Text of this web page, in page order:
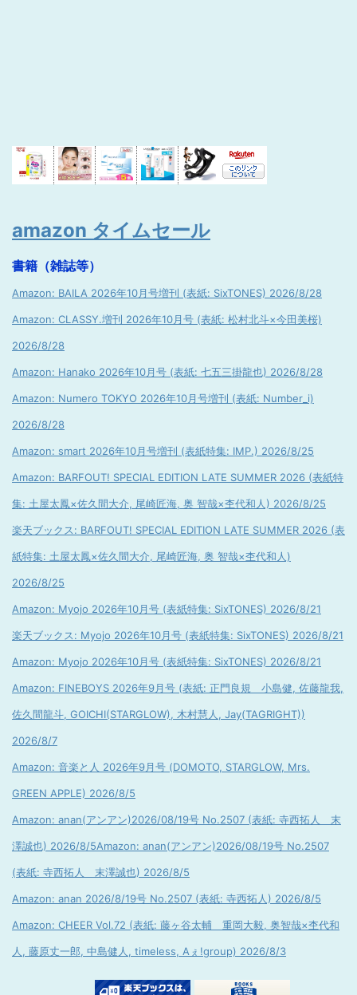
amazon タイムセール
書籍（雑誌等）
Amazon: BAILA 2026年10月号増刊 (表紙: SixTONES) 2026/8/28
Amazon: CLASSY.増刊 2026年10月号 (表紙: 松村北斗×今田美桜)
2026/8/28
Amazon: Hanako 2026年10月号 (表紙: 七五三掛龍也) 2026/8/28
Amazon: Numero TOKYO 2026年10月号増刊 (表紙: Number_i)
2026/8/28
Amazon: smart 2026年10月号増刊 (表紙特集: IMP.) 2026/8/25
Amazon: BARFOUT! SPECIAL EDITION LATE SUMMER 2026 (表紙特
集: 土屋太鳳×佐久間大介, 尾崎匠海, 奥 智哉×杢代和人) 2026/8/25
楽天ブックス: BARFOUT! SPECIAL EDITION LATE SUMMER 2026 (表
紙特集: 土屋太鳳×佐久間大介, 尾崎匠海, 奥 智哉×杢代和人)
2026/8/25
Amazon: Myojo 2026年10月号 (表紙特集: SixTONES) 2026/8/21
楽天ブックス: Myojo 2026年10月号 (表紙特集: SixTONES) 2026/8/21
Amazon: Myojo 2026年10月号 (表紙特集: SixTONES) 2026/8/21
Amazon: FINEBOYS 2026年9月号 (表紙: 正門良規 小島健, 佐藤龍我,
佐久間龍斗, GOICHI(STARGLOW), 木村慧人, Jay(TAGRIGHT))
2026/8/7
Amazon: 音楽と人 2026年9月号 (DOMOTO, STARGLOW, Mrs.
GREEN APPLE) 2026/8/5
Amazon: anan(アンアン)2026/08/19号 No.2507 (表紙: 寺西拓人 末
澤誠也) 2026/8/5Amazon: anan(アンアン)2026/08/19号 No.2507
(表紙: 寺西拓人 末澤誠也) 2026/8/5
Amazon: anan 2026/8/19号 No.2507 (表紙: 寺西拓人) 2026/8/5
Amazon: CHEER Vol.72 (表紙: 藤ヶ谷太輔 重岡大毅, 奥智哉×杢代和
人, 藤原丈一郎, 中島健人, timeless, Aぇ!group) 2026/8/3